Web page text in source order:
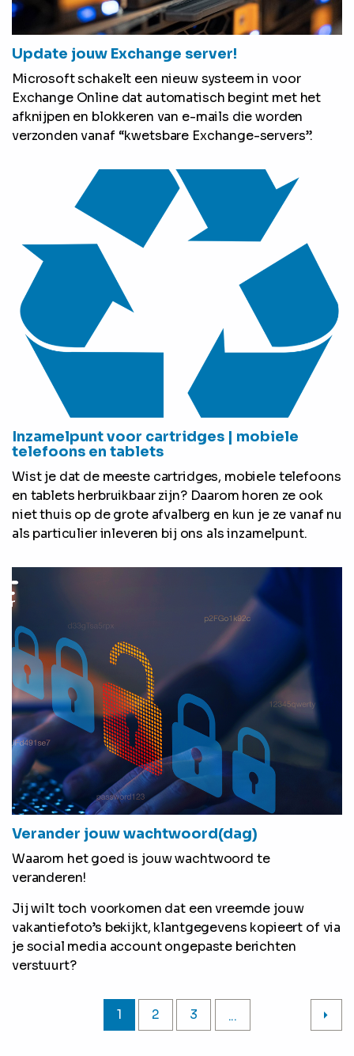
Update jouw Exchange server!
Microsoft schakelt een nieuw systeem in voor
Exchange Online dat automatisch begint met het
afknijpen en blokkeren van e-mails die worden
verzonden vanaf “kwetsbare Exchange-servers”.
Inzamelpunt voor cartridges | mobiele
telefoons en tablets
Wist je dat de meeste cartridges, mobiele telefoons
en tablets herbruikbaar zijn? Daarom horen ze ook
niet thuis op de grote afvalberg en kun je ze vanaf nu
als particulier inleveren bij ons als inzamelpunt.
Verander jouw wachtwoord(dag)
Waarom het goed is jouw wachtwoord te
veranderen!
Jij wilt toch voorkomen dat een vreemde jouw
vakantiefoto’s bekijkt, klantgegevens kopieert of via
je social media account ongepaste berichten
verstuurt?
1 2 3 ...